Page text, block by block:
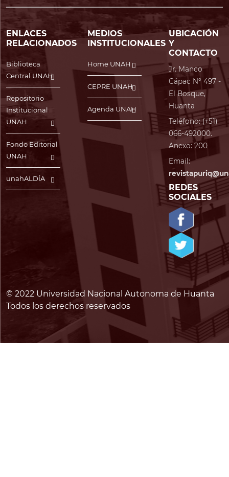
ENLACES
RELACIONADOS
Biblioteca
Central UNAH
Repositorio
Institucional
UNAH
Fondo Editorial
UNAH
unahALDÍA
MEDIOS
INSTITUCIONALES
Home UNAH
CEPRE UNAH
Agenda UNAH
UBICACIÓN
Y
CONTACTO
Jr. Manco
Cápac N° 497 -
El Bosque,
Huanta
Teléfono: (+51)
066-492000.
Anexo: 200
Email:
REDES
SOCIALES
© 2022 Universidad Nacional Autonoma de Huanta
Todos los derechos reservados